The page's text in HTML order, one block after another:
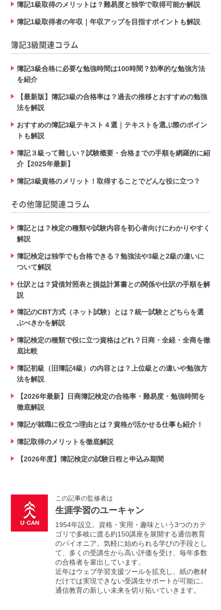
簿記1級取得のメリットは？難易度と独学で取得可能か解説
簿記1級取得者の年収｜年収アップを目指すポイントも解説
簿記3級関連コラム
簿記3級合格に必要な勉強時間は100時間？効率的な勉強方法
を紹介
【最新版】簿記3級の合格率は？過去の推移とおすすめの勉強
法を解説
おすすめの簿記3級テキスト４選｜テキストを選ぶ際のポイン
トも解説
簿記３級って難しい？試験概要・合格までの手順を網羅的に紹
介【2025年最新】
簿記3級資格のメリット！取得することでどんな役に立つ？
その他簿記関連コラム
簿記とは？検定の種類や試験内容を初心者向けにわかりやすく
解説
簿記検定は独学でも合格できる？勉強法や3級と2級の違いに
ついて解説
仕訳とは？貸借対照表と損益計算書との関係や仕訳の手順を解
説
簿記のCBT方式（ネット試験）とは？統一試験とどちらを選
ぶべきかを解説
簿記検定の種類で役に立つ資格はどれ？日商・全経・全商を徹
底比較
簿記初級（旧簿記4級）の内容とは？上位級との違いや勉強方
法を解説
【2026年最新】日商簿記検定の合格率・難易度・勉強時間を
徹底解説
簿記が就職に役立つ理由とは？資格が活かせる仕事も紹介！
簿記取得のメリットを徹底解説
【2026年度】簿記検定の試験日程と申込み期間
この記事の監修者は
生涯学習のユーキャン
1954年設立。資格・実用・趣味という3つのカテ
ゴリで多岐に渡る約150講座を展開する通信教育
のパイオニア。気軽に始められる学びの手段とし
て、多くの受講生から高い評価を受け、毎年多数
の合格者を輩出しています。
近年はウェブ学習支援ツールを拡充し、紙の教材
だけでは実現できない受講生サポートが可能に。
通信教育の新しい未来を切り拓いていきます。